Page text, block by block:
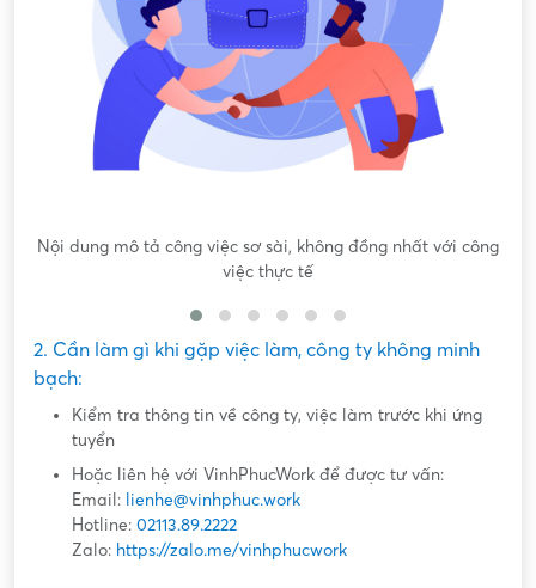
Nội dung mô tả công việc sơ sài, không đồng nhất với công
việc thực tế
2. Cần làm gì khi gặp việc làm, công ty không minh
bạch:
Kiểm tra thông tin về công ty, việc làm trước khi ứng
tuyển
Hoặc liên hệ với VinhPhucWork để được tư vấn:
Email: lienhe@vinhphuc.work
Hotline: 02113.89.2222
Zalo: https://zalo.me/vinhphucwork